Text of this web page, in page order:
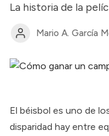
La historia de la
Mario A. García
El béisbol es uno de
disparidad hay entre